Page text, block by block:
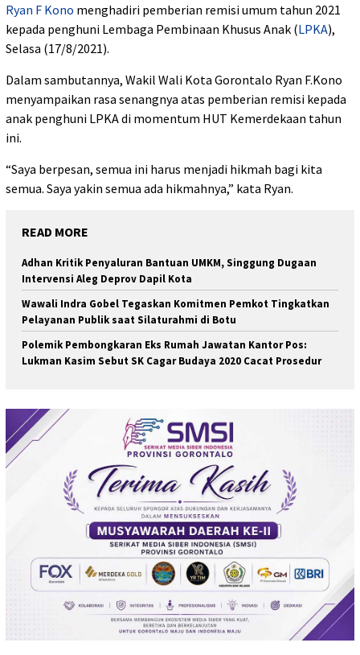
Ryan F Kono menghadiri pemberian remisi umum tahun 2021
kepada penghuni Lembaga Pembinaan Khusus Anak (LPKA),
Selasa (17/8/2021).
Dalam sambutannya, Wakil Wali Kota Gorontalo Ryan F.Kono
menyampaikan rasa senangnya atas pemberian remisi kepada
anak penghuni LPKA di momentum HUT Kemerdekaan tahun
ini.
“Saya berpesan, semua ini harus menjadi hikmah bagi kita
semua. Saya yakin semua ada hikmahnya,” kata Ryan.
READ MORE
Adhan Kritik Penyaluran Bantuan UMKM, Singgung Dugaan
Intervensi Aleg Deprov Dapil Kota
Wawali Indra Gobel Tegaskan Komitmen Pemkot Tingkatkan
Pelayanan Publik saat Silaturahmi di Botu
Polemik Pembongkaran Eks Rumah Jawatan Kantor Pos:
Lukman Kasim Sebut SK Cagar Budaya 2020 Cacat Prosedur